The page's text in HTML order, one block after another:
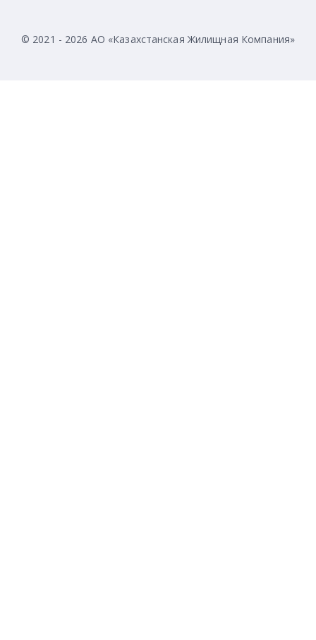
© 2021 - 2026 АО «Казахстанская Жилищная Компания»